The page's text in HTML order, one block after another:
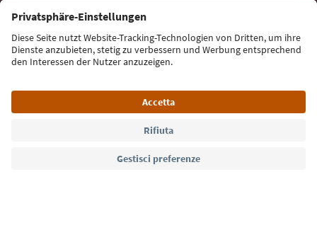
Iscriviti alla newsletter